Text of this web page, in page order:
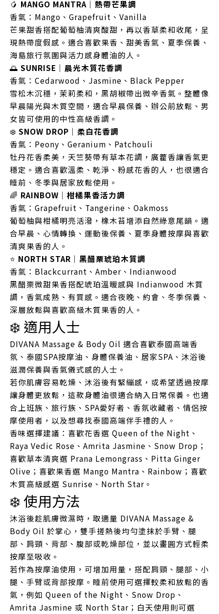
🥭 MANGO MANTRA｜熱帶芒果調
香氣：Mango、Grapefruit、Vanilla
芒果甜香搭配葡萄柚清爽酸甜，再以香草柔和收尾，呈
現熱帶度假感。適合喜歡果香、甜美香氣、夏季保養、
海島旅行氛圍與活力感身體油的人。
🌅 SUNRISE｜晨光木質花香調
香氣：Cedarwood、Jasmine、Black Pepper
雪松木沉穩，茉莉柔和，黑胡椒帶出微辛香氣。整體像
早晨陽光與木質空間，適合早晨保養、辦公前放鬆、男
女皆可使用的中性高級香調。
❄️ SNOW DROP｜柔白花香調
香氣：Peony、Geranium、Patchouli
牡丹花香柔美，天竺葵帶有草本花調，廣藿香讓香氣更
穩定。適合喜歡溫柔、乾淨、粉感花香的人，也很適合
睡前、冬季與居家放鬆使用。
🌈 RAINBOW｜柑橘果香活力調
香氣：Grapefruit、Tangerine、Oakmoss
葡萄柚與柑橘明亮活潑，橡木苔增添自然綠意尾韻。適
合早晨、心情轉換、運動後保養、夏季身體按摩與喜歡
清爽果香的人。
⭐ NORTH STAR｜黑醋栗琥珀木質調
香氣：Blackcurrant、Amber、Indianwood
黑醋栗微甜果香搭配琥珀溫暖感與 Indianwood 木質
調，香氣成熟、有質感。適合夜晚、約會、冬季保養、
深層放鬆與喜歡高級木質果香的人。
❄️ 適用人士
DIVANA Massage & Body Oil 適合喜歡泰國高端香
氛、泰國SPA按摩油、身體保養油、居家SPA、沐浴後
滋潤保養與香氣儀式感的人士。
若你肌膚容易乾燥、沐浴後有緊繃感，或希望透過按摩
讓身體更放鬆，這款身體油很適合納入日常保養。也適
合上班族、旅行族、SPA愛好者、香氛收藏者、情侶按
摩使用者，以及想尋找泰國高端伴手禮的人。
香味選擇建議：喜歡花香選 Queen of the Night、
Raya Vedic Rose、Amrita Jasmine、Snow Drop；
喜歡草本清爽選 Prana Lemongrass、Pitta Ginger
Olive；喜歡果香選 Mango Mantra、Rainbow；喜歡
木質高級感選 Sunrise、North Star。
❄️ 使用方法
沐浴後趁肌膚微濕時，取適量 DIVANA Massage &
Body Oil 於掌心，雙手搓熱後均勻塗抹於手臂、腿
部、肩頸、背部、腹部或乾燥部位，並以畫圓方式輕柔
按摩至吸收。
若作為按摩油使用，可增加用量，搭配肩頸、腿部、小
腿、手臂或背部按摩。睡前使用可選擇較柔和放鬆的香
氣，例如 Queen of the Night、Snow Drop、
Amrita Jasmine 或 North Star；白天使用則可選